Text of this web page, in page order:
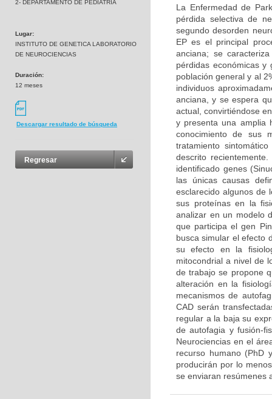
2- DEPARTAMENTO DE PEDIATRÍA
Lugar:
INSTITUTO DE GENETICA LABORATORIO
DE NEUROCIENCIAS
Duración:
12 meses
Descargar resultado de búsqueda
Regresar
La Enfermedad de
pérdida selectiva de
segundo desorden
EP es el principal
anciana; se
pérdidas económicas y
población general y al
individuos
anciana, y se espera
actual, convirtiéndose
y presenta una amplia
conocimiento de sus
tratamiento
descrito
identificado genes
las únicas causas
esclarecido algunos de
sus proteínas en la
analizar en un modelo
que participa el gen
busca simular el efecto
su efecto en la
mitocondrial a nivel de
de trabajo se propone
alteración en la
mecanismos de
CAD serán
regular a la baja su
de autofagia y fusión-
Neurociencias en el
recurso humano (PhD
producirán por lo
se enviaran resúmenes